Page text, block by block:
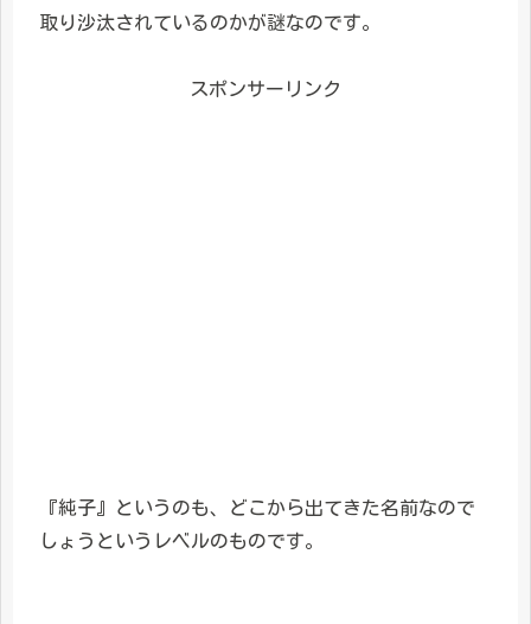
取り沙汰されているのかが謎なのです。
スポンサーリンク
『純子』というのも、どこから出てきた名前なので
しょうというレベルのものです。